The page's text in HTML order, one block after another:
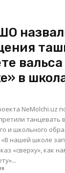
в
NeMolchi.uz
танцевать
и школьного
«сверху», как